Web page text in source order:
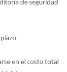
de seguridad
en el costo total